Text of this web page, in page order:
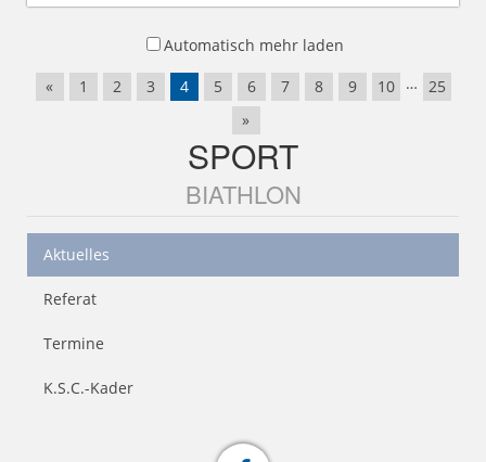
Automatisch mehr laden
«
1 2 3 4 5 6 7 8 9 10 … 25
»
SPORT
BIATHLON
Aktuelles
Referat
Termine
K.S.C.-Kader